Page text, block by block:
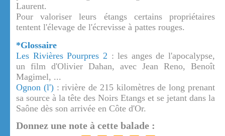
Laurent.
Pour valoriser leurs étangs certains propriétaires
tentent l'élevage de l'écrevisse à pattes rouges.
*Glossaire
Les Rivières Pourpres 2 : les anges de l'apocalypse,
un film d'Olivier Dahan, avec Jean Reno, Benoît
Magimel, ...
Ognon (l'): rivière de 215 kilomètres de long prenant
sa source à la tête des Noirs Etangs et se jetant dans la
Saône dès son arrivée en Côte d'Or.
Donnez une note à cette balade :